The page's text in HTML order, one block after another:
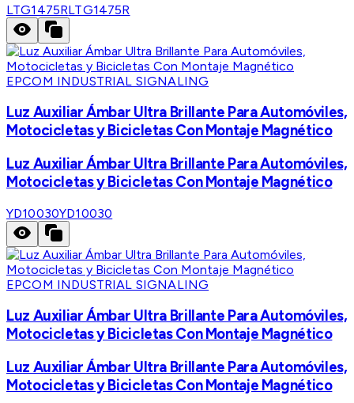
LTG1475RLTG1475R
EPCOM INDUSTRIAL SIGNALING
Luz Auxiliar Ámbar Ultra Brillante Para Automóviles,
Motocicletas y Bicicletas Con Montaje Magnético
Luz Auxiliar Ámbar Ultra Brillante Para Automóviles,
Motocicletas y Bicicletas Con Montaje Magnético
YD10030YD10030
EPCOM INDUSTRIAL SIGNALING
Luz Auxiliar Ámbar Ultra Brillante Para Automóviles,
Motocicletas y Bicicletas Con Montaje Magnético
Luz Auxiliar Ámbar Ultra Brillante Para Automóviles,
Motocicletas y Bicicletas Con Montaje Magnético